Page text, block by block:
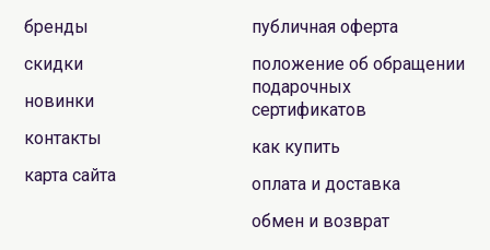
бренды
скидки
новинки
контакты
карта сайта
публичная оферта
положение об обращении
подарочных
сертификатов
как купить
оплата и доставка
обмен и возврат